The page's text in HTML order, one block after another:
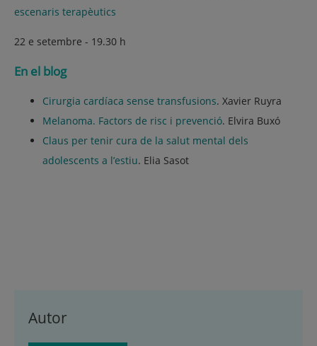
escenaris terapèutics
22 e setembre - 19.30 h
En el blog
Cirurgia cardíaca sense transfusions. Xavier Ruyra
Melanoma. Factors de risc i prevenció. Elvira Buxó
Claus per tenir cura de la salut mental dels
adolescents a l’estiu. Elia Sasot
Autor